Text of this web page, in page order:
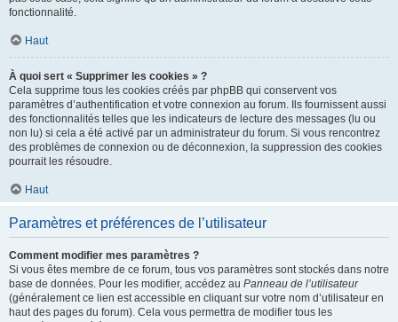
fonctionnalité.
Haut
À quoi sert « Supprimer les cookies » ?
Cela supprime tous les cookies créés par phpBB qui conservent vos
paramètres d’authentification et votre connexion au forum. Ils fournissent aussi
des fonctionnalités telles que les indicateurs de lecture des messages (lu ou
non lu) si cela a été activé par un administrateur du forum. Si vous rencontrez
des problèmes de connexion ou de déconnexion, la suppression des cookies
pourrait les résoudre.
Haut
Paramètres et préférences de l’utilisateur
Comment modifier mes paramètres ?
Si vous êtes membre de ce forum, tous vos paramètres sont stockés dans notre
base de données. Pour les modifier, accédez au Panneau de l’utilisateur
(généralement ce lien est accessible en cliquant sur votre nom d’utilisateur en
haut des pages du forum). Cela vous permettra de modifier tous les